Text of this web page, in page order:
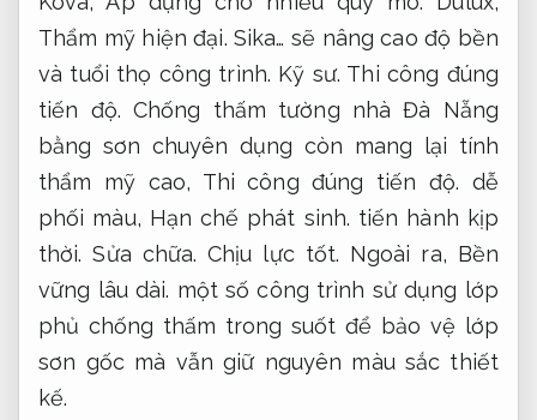
Thẩm mỹ hiện đại. Sika… sẽ nâng cao độ bền
và tuổi thọ công trình. Kỹ sư. Thi công đúng
tiến độ. Chống thấm tường nhà Đà Nẵng
bằng sơn chuyên dụng còn mang lại tính
thẩm mỹ cao, Thi công đúng tiến độ. dễ
phối màu, Hạn chế phát sinh. tiến hành kịp
thời.Sửa chữa. Chịu lực tốt. Ngoài ra, Bền
vững lâu dài. một số công trình sử dụng lớp
phủ chống thấm trong suốt để bảo vệ lớp
sơn gốc mà vẫn giữ nguyên màu sắc thiết
kế.